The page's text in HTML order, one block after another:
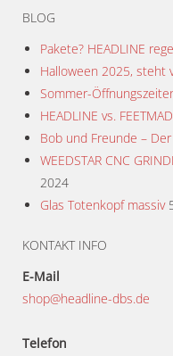
BLOG
Pakete? HEADLINE
Halloween 2025, steht
Sommer-
HEADLINE vs.
Bob und Freunde –
WEEDSTAR CNC
2024
Glas Totenkopf massiv
KONTAKT INFO
E-Mail
shop@headline-dbs.de
Telefon